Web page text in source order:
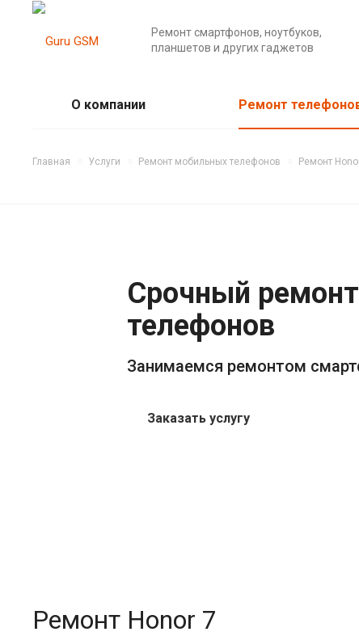
Ремонт смартфонов, ноутбуков,
планшетов и других гаджетов
О компании Ремонт
Главная Услуги Ремонт мобильных телефонов Ремонт
Срочный
телефонов
Занимаемся ремонтом
Заказать услугу
Ремонт Honor 7